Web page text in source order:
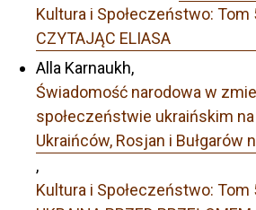
Kultura i Społeczeństwo: Tom
CZYTAJĄC ELIASA
Alla Karnaukh,
Świadomość narodowa w
społeczeństwie ukraińskim
Ukraińców, Rosjan i Bułgarów
,
Kultura i Społeczeństwo: Tom